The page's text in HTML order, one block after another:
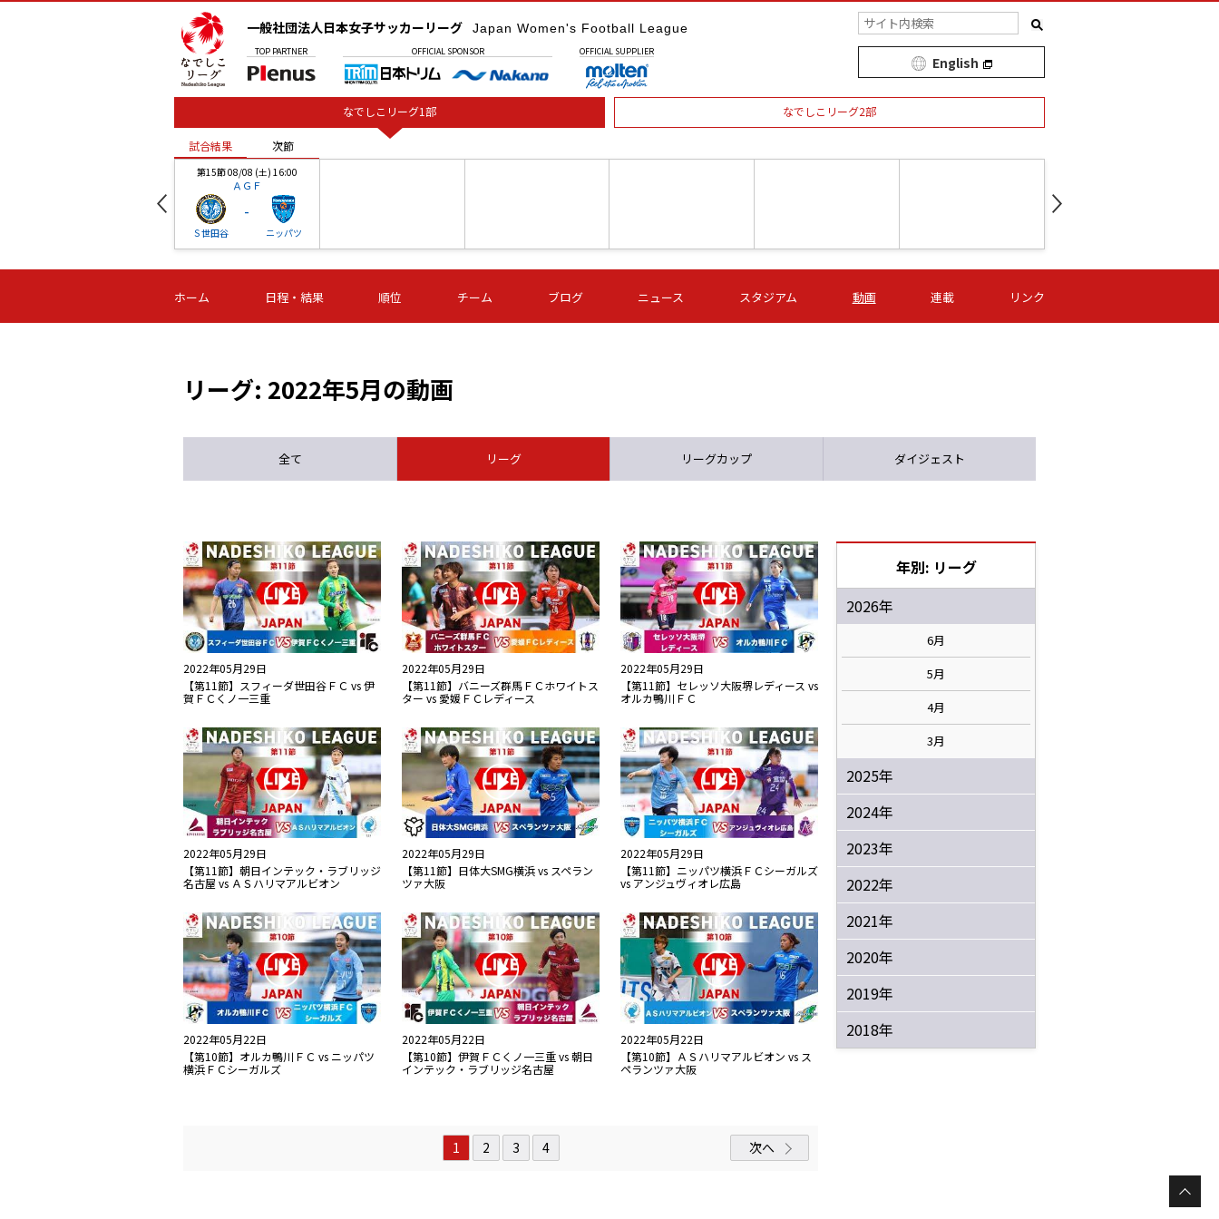
一般社団法人日本女子サッカーリーグ Japan Women's Football League
TOP PARTNER OFFICIAL SPONSOR OFFICIAL SUPPLIER
English
なでしこリーグ1部 なでしこリーグ2部
試合結果 次節
第15節 08/08 (土) 16:00
ＡＧＦ
Ｓ世田谷
-
ニッパツ
-
第16節 09/05 (土) 15:00
ニッパツ
-
第16節 09/05 (土) 15:00
石人の星
-
第16節 09/05 (土) 16:00
ＡＧＦ
-
いちご
-
第16節 09/06 (日) 15:00
-
第16節 09/06 (日) 15:00
- -
試合結果 次節
ホーム 日程・結果 順位 チーム ブログ ニュース スタジアム 動画 連載 リンク
リーグ: 2022年5月の動画
全て リーグ リーグカップ ダイジェスト
2022年05月29日
【第11節】スフィーダ世田谷ＦＣ vs 伊
賀ＦＣくノ一三重
2022年05月29日
【第11節】バニーズ群馬ＦＣホワイトス
ター vs 愛媛ＦＣレディース
2022年05月29日
【第11節】セレッソ大阪堺レディース vs
オルカ鴨川ＦＣ
2022年05月29日
【第11節】朝日インテック・ラブリッジ
名古屋 vs ＡＳハリマアルビオン
2022年05月29日
【第11節】日体大SMG横浜 vs スペラン
ツァ大阪
2022年05月29日
【第11節】ニッパツ横浜ＦＣシーガルズ
vs アンジュヴィオレ広島
2022年05月22日
【第10節】オルカ鴨川ＦＣ vs ニッパツ
横浜ＦＣシーガルズ
2022年05月22日
【第10節】伊賀ＦＣくノ一三重 vs 朝日
インテック・ラブリッジ名古屋
2022年05月22日
【第10節】ＡＳハリマアルビオン vs ス
ペランツァ大阪
1 2 3 4 次へ
年別: リーグ
2026年
6月
5月
4月
3月
2025年
2024年
2023年
2022年
2021年
2020年
2019年
2018年